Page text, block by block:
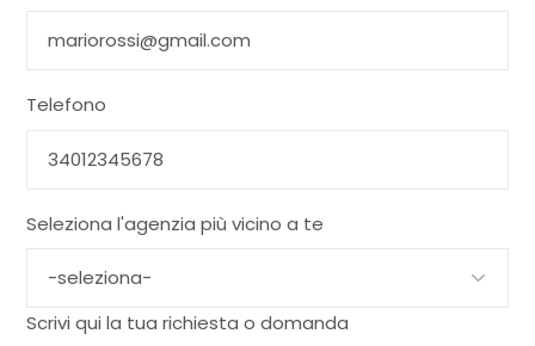
Telefono
Seleziona l'agenzia più vicino a te
Scrivi qui la tua richiesta o domanda